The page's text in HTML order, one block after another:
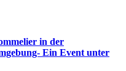
in der
Ein Event unter